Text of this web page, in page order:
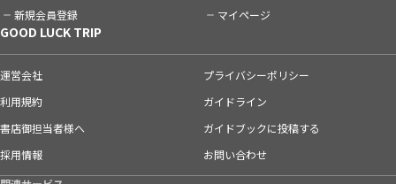
新規会員登録 マイページ
GOOD LUCK TRIP
運営会社
プライバシーポリシー
利用規約
ガイドライン
書店御担当者様へ
ガイドブックに投稿する
採用情報
お問い合わせ